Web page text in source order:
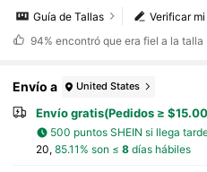
Verificar
Guía de Tallas
94% encontró que era fiel a la talla
Envío a United States
Envío gratis(Pedidos ≥
500 puntos SHEIN si llega
20, 85.11% son ≤ 8días hábiles